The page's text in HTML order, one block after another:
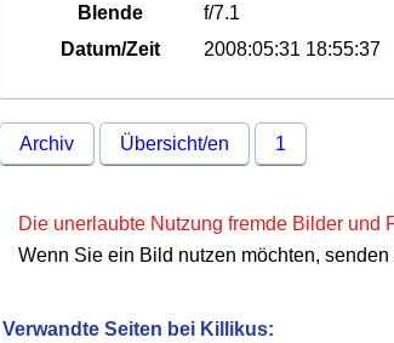
Blende
f/7.1
Datum/Zeit
2008:05:31 18:55:37
Archiv Übersicht/en 1
Die unerlaubte Nutzung fremde Bilder und
Wenn Sie ein Bild nutzen möchten,
Verwandte Seiten bei Killikus: